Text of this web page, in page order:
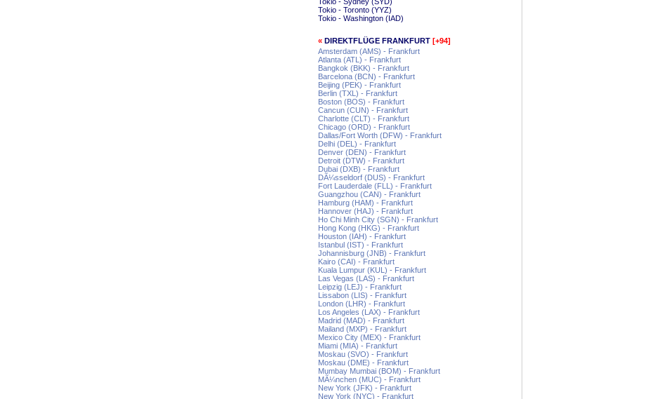
Tokio - Toronto (YYZ)
Tokio - Washington (IAD)
« DIREKTFLÜGE FRANKFURT [+94]
Amsterdam (AMS) - Frankfurt
Atlanta (ATL) - Frankfurt
Bangkok (BKK) - Frankfurt
Barcelona (BCN) - Frankfurt
Beijing (PEK) - Frankfurt
Berlin (TXL) - Frankfurt
Boston (BOS) - Frankfurt
Cancun (CUN) - Frankfurt
Charlotte (CLT) - Frankfurt
Chicago (ORD) - Frankfurt
Dallas/Fort Worth (DFW) - Frankfurt
Delhi (DEL) - Frankfurt
Denver (DEN) - Frankfurt
Detroit (DTW) - Frankfurt
Dubai (DXB) - Frankfurt
DÃ¼sseldorf (DUS) - Frankfurt
Fort Lauderdale (FLL) - Frankfurt
Guangzhou (CAN) - Frankfurt
Hamburg (HAM) - Frankfurt
Hannover (HAJ) - Frankfurt
Ho Chi Minh City (SGN) - Frankfurt
Hong Kong (HKG) - Frankfurt
Houston (IAH) - Frankfurt
Istanbul (IST) - Frankfurt
Johannisburg (JNB) - Frankfurt
Kairo (CAI) - Frankfurt
Kuala Lumpur (KUL) - Frankfurt
Las Vegas (LAS) - Frankfurt
Leipzig (LEJ) - Frankfurt
Lissabon (LIS) - Frankfurt
London (LHR) - Frankfurt
Los Angeles (LAX) - Frankfurt
Madrid (MAD) - Frankfurt
Mailand (MXP) - Frankfurt
Mexico City (MEX) - Frankfurt
Miami (MIA) - Frankfurt
Moskau (SVO) - Frankfurt
Moskau (DME) - Frankfurt
Mumbay Mumbai (BOM) - Frankfurt
MÃ¼nchen (MUC) - Frankfurt
New York (JFK) - Frankfurt
New York (NYC) - Frankfurt